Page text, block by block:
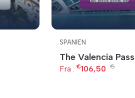
SPANIEN
The Valencia Pass
Fra : €106,50 €